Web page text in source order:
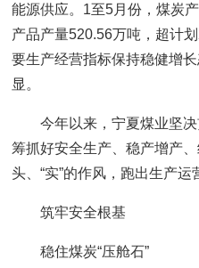
能源供应。1至5月份，煤炭
产品产量520.56万吨，超计
要生产经营指标保持稳健增
显。
今年以来，宁夏煤业坚
筹抓好安全生产、稳产增产
头、“实”的作风，跑出生产运
筑牢安全根基
稳住煤炭“压舱石”